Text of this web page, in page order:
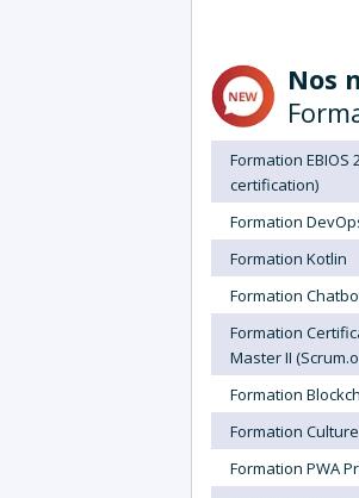
Nos
Formation EBIOS
certification)
Formation
Formation Kotlin
Formation
Formation
Master II
Formation
Formation
Formation PWA